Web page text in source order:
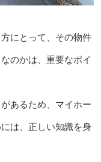
にとって、その物件
のかは、重要なポイ
あるため、マイホー
は、正しい知識を身